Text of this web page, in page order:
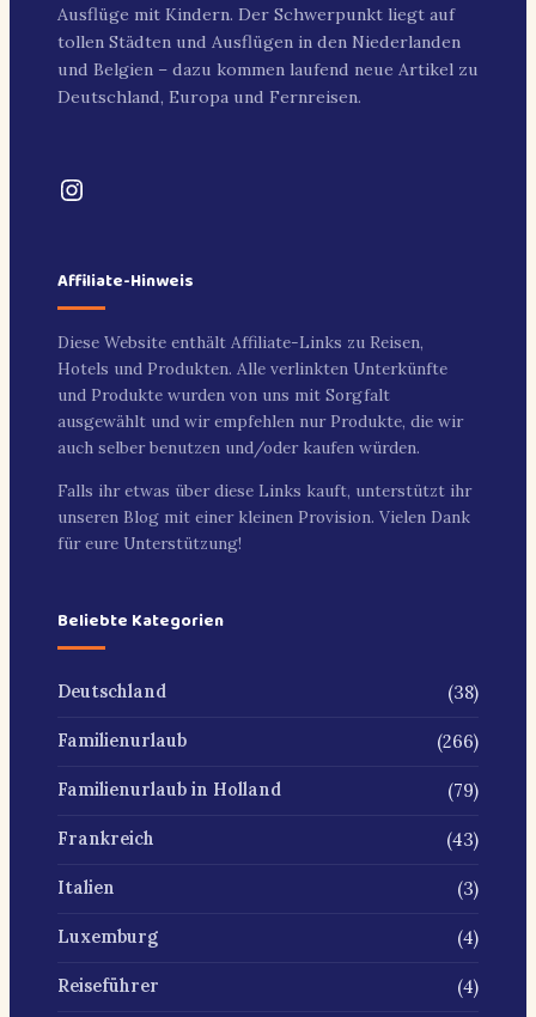
Ausflüge mit Kindern. Der Schwerpunkt liegt auf
tollen Städten und Ausflügen in den Niederlanden
und Belgien – dazu kommen laufend neue Artikel zu
Deutschland, Europa und Fernreisen.
Instagram
Affiliate-Hinweis
Diese Website enthält Affiliate-Links zu Reisen,
Hotels und Produkten. Alle verlinkten Unterkünfte
und Produkte wurden von uns mit Sorgfalt
ausgewählt und wir empfehlen nur Produkte, die wir
auch selber benutzen und/oder kaufen würden.
Falls ihr etwas über diese Links kauft, unterstützt ihr
unseren Blog mit einer kleinen Provision. Vielen Dank
für eure Unterstützung!
Beliebte Kategorien
Deutschland (38)
Familienurlaub (266)
Familienurlaub in Holland (79)
Frankreich (43)
Italien (3)
Luxemburg (4)
Reiseführer (4)